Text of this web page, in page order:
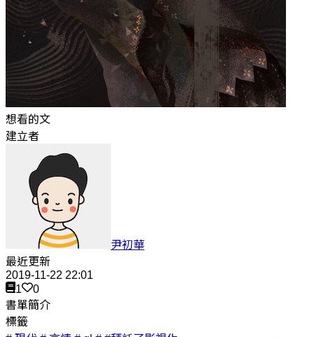
想看的文
建立者
尹初華
最近更新
2019-11-22 22:01
1
0
書單簡介
標籤